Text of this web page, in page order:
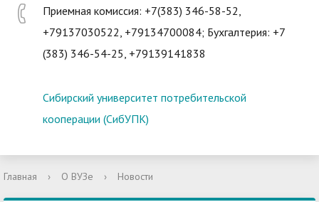
Приемная комиссия: +7(383) 346-58-52,
+79137030522, +79134700084; Бухгалтерия: +7
(383) 346-54-25, +79139141838
Сибирский университет потребительской
кооперации (СибУПК)
Главная › О ВУЗе › Новости